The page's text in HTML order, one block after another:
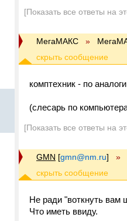
[Показать все ответы на
МегаМАКС »
комптехник - по
(слесарь по
[Показать все ответы на
GMN [gmn@nm.ru] »
Не ради "воткнуть вам
Что иметь ввиду.